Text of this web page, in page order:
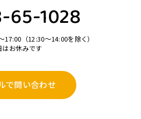
65-1028
17:00（12:30〜14:00を除く）
お休みです
で問い合わせ